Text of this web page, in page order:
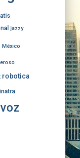
jazzy
México
robotica
voz